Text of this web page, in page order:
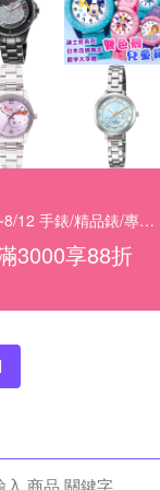
8/1~8/12 手錶/精品錶/專櫃飾品 指定商品滿$3000享88折
3000享88折